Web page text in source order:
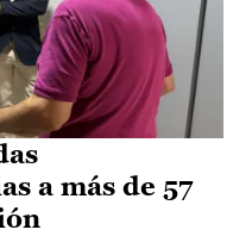
a más de 57